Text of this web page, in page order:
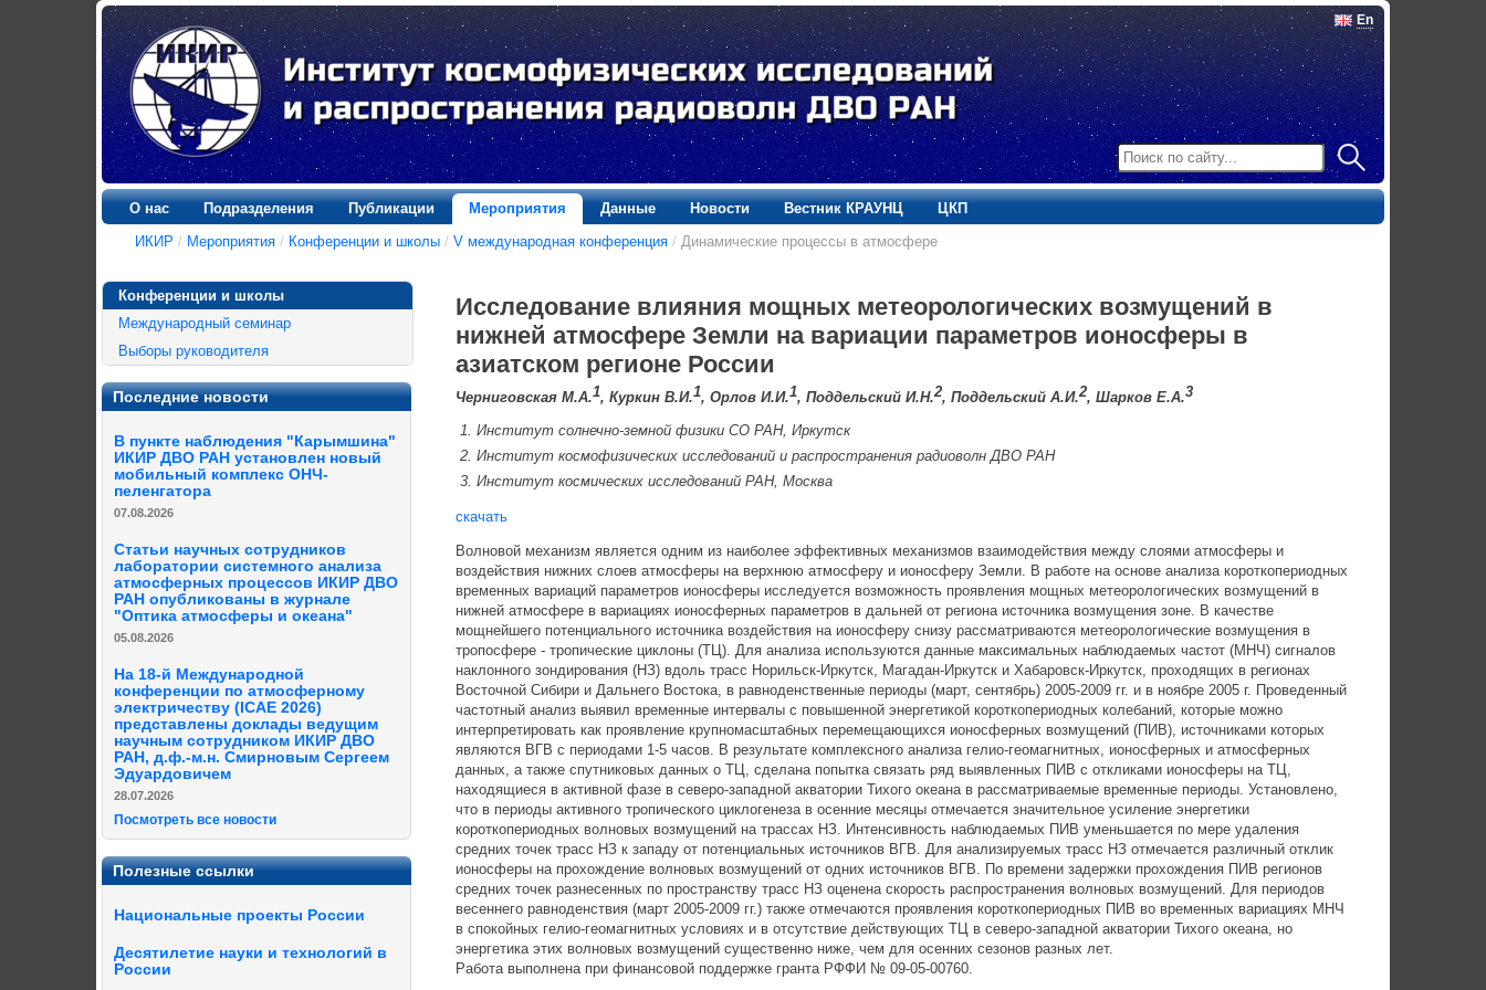
En
О нас Подразделения Публикации Мероприятия Данные Новости Вестник КРАУНЦ
ЦКП
ИКИР / Мероприятия / Конференции и школы / V международная конференция / Динамические процессы в атмосфере
Конференции и школы
Международный семинар
Выборы руководителя
Последние новости
В пункте наблюдения "Карымшина"
ИКИР ДВО РАН установлен новый
мобильный комплекс ОНЧ-
пеленгатора
07.08.2026
Статьи научных сотрудников
лаборатории системного анализа
атмосферных процессов ИКИР ДВО
РАН опубликованы в журнале
"Оптика атмосферы и океана"
05.08.2026
На 18-й Международной
конференции по атмосферному
электричеству (ICAE 2026)
представлены доклады ведущим
научным сотрудником ИКИР ДВО
РАН, д.ф.-м.н. Смирновым Сергеем
Эдуардовичем
28.07.2026
Посмотреть все новости
Полезные ссылки
Национальные проекты России
Десятилетие науки и технологий в
России
Исследование влияния мощных метеорологических возмущений в
нижней атмосфере Земли на вариации параметров ионосферы в
азиатском регионе России
Черниговская М.А.1, Куркин В.И.1, Орлов И.И.1, Поддельский И.Н.2, Поддельский А.И.2, Шарков Е.А.3
Институт солнечно-земной физики СО РАН, Иркутск
Институт космофизических исследований и распространения радиоволн ДВО РАН
Институт космических исследований РАН, Москва
скачать
Волновой механизм является одним из наиболее эффективных механизмов взаимодействия между слоями атмосферы и
воздействия нижних слоев атмосферы на верхнюю атмосферу и ионосферу Земли. В работе на основе анализа короткопериодных
временных вариаций параметров ионосферы исследуется возможность проявления мощных метеорологических возмущений в
нижней атмосфере в вариациях ионосферных параметров в дальней от региона источника возмущения зоне. В качестве
мощнейшего потенциального источника воздействия на ионосферу снизу рассматриваются метеорологические возмущения в
тропосфере - тропические циклоны (ТЦ). Для анализа используются данные максимальных наблюдаемых частот (МНЧ) сигналов
наклонного зондирования (НЗ) вдоль трасс Норильск-Иркутск, Магадан-Иркутск и Хабаровск-Иркутск, проходящих в регионах
Восточной Сибири и Дальнего Востока, в равноденственные периоды (март, сентябрь) 2005-2009 гг. и в ноябре 2005 г. Проведенный
частотный анализ выявил временные интервалы с повышенной энергетикой короткопериодных колебаний, которые можно
интерпретировать как проявление крупномасштабных перемещающихся ионосферных возмущений (ПИВ), источниками которых
являются ВГВ с периодами 1-5 часов. В результате комплексного анализа гелио-геомагнитных, ионосферных и атмосферных
данных, а также спутниковых данных о ТЦ, сделана попытка связать ряд выявленных ПИВ с откликами ионосферы на ТЦ,
находящиеся в активной фазе в северо-западной акватории Тихого океана в рассматриваемые временные периоды. Установлено,
что в периоды активного тропического циклогенеза в осенние месяцы отмечается значительное усиление энергетики
короткопериодных волновых возмущений на трассах НЗ. Интенсивность наблюдаемых ПИВ уменьшается по мере удаления
средних точек трасс НЗ к западу от потенциальных источников ВГВ. Для анализируемых трасс НЗ отмечается различный отклик
ионосферы на прохождение волновых возмущений от одних источников ВГВ. По времени задержки прохождения ПИВ регионов
средних точек разнесенных по пространству трасс НЗ оценена скорость распространения волновых возмущений. Для периодов
весеннего равноденствия (март 2005-2009 гг.) также отмечаются проявления короткопериодных ПИВ во временных вариациях МНЧ
в спокойных гелио-геомагнитных условиях и в отсутствие действующих ТЦ в северо-западной акватории Тихого океана, но
энергетика этих волновых возмущений существенно ниже, чем для осенних сезонов разных лет.
Работа выполнена при финансовой поддержке гранта РФФИ № 09-05-00760.